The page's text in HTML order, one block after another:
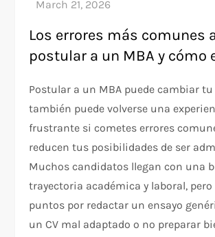
Los errores más comunes
postular a un MBA y cómo
Postular a un MBA puede cambiar tu
también puede volverse una
frustrante si cometes errores
reducen tus posibilidades de ser
Muchos candidatos llegan con una
trayectoria académica y laboral, pero
puntos por redactar un ensayo
un CV mal adaptado o no preparar